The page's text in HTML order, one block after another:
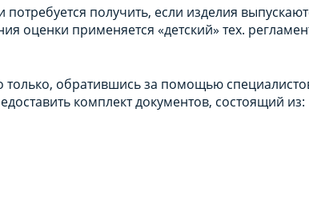
получить, если изделия
оценки применяется «детский» тех.
только, обратившись за помощью
комплект документов, состоящий из: